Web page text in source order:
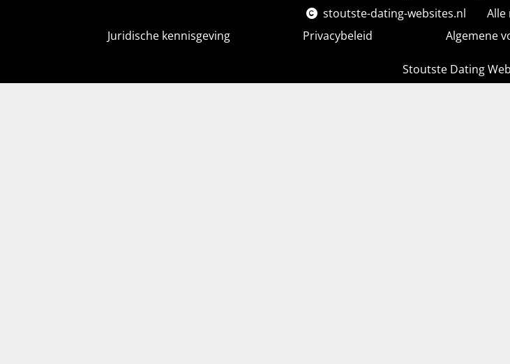
stoutste-dating-websites.nl
Alle
Juridische kennisgeving
Privacybeleid Algemene
Stoutste Dating